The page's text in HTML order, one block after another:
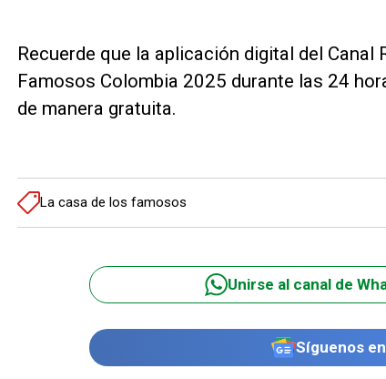
Recuerde que la aplicación digital del Canal
Famosos Colombia 2025 durante las 24
de manera gratuita.
La casa de los famosos
Unirse al canal de
Síguenos